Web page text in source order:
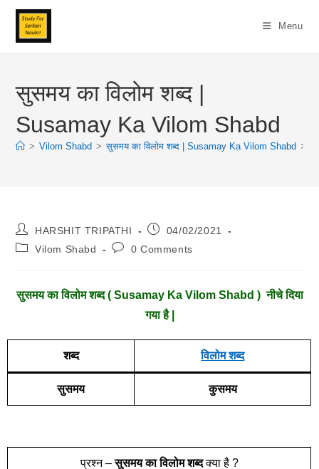
Skip
Content
Menu
सुसमय का विलोम शब्द |
Susamay Ka Vilom Shabd
> Vilom Shabd > सुसमय का विलोम शब्द | Susamay Ka Vilom Shabd >
Post
Author:
HARSHIT TRIPATHI
Post04/02/2021
PostVilom Shabd
Post0 Comments
सुसमय का विलोम शब्द ( Susamay Ka Vilom Shabd ) नीचे दिया
गया है |
शब्द विलोम शब्द
सुसमय कुसमय
प्रश्न –सुसमय का विलोम शब्दक्या है ?